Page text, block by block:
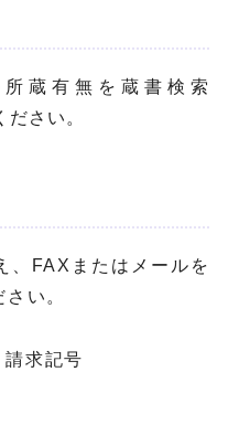
蔵有無を蔵書検索
さい。
、FAXまたはメールを
い。
求記号